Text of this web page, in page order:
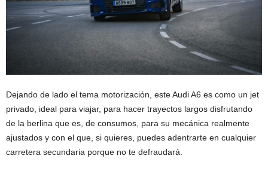
Dejando de lado el tema motorización, este Audi A6 es como un jet
privado, ideal para viajar, para hacer trayectos largos disfrutando
de la berlina que es, de consumos, para su mecánica realmente
ajustados y con el que, si quieres, puedes adentrarte en cualquier
carretera secundaria porque no te defraudará.